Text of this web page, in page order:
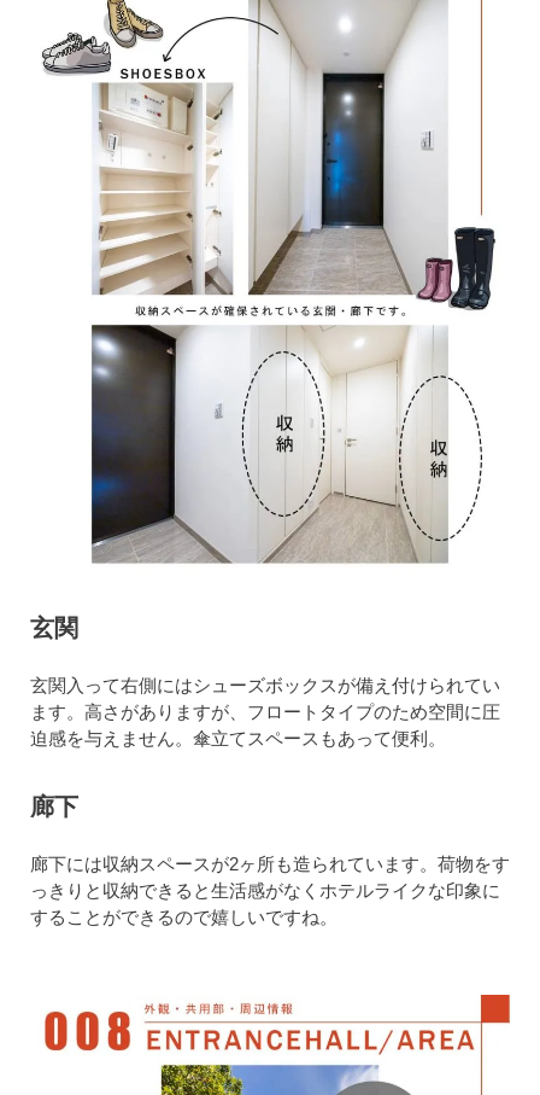
玄関
玄関入って右側にはシューズボックスが備え付けられてい
ます。高さがありますが、フロートタイプのため空間に圧
迫感を与えません。傘立てスペースもあって便利。
廊下
廊下には収納スペースが2ヶ所も造られています。荷物をす
っきりと収納できると生活感がなくホテルライクな印象に
することができるので嬉しいですね。